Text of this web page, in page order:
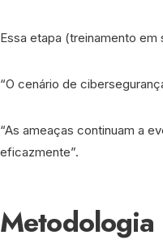
Essa etapa (treinamento
“O cenário de
“As ameaças continuam a
eficazmente”.
Metodologia